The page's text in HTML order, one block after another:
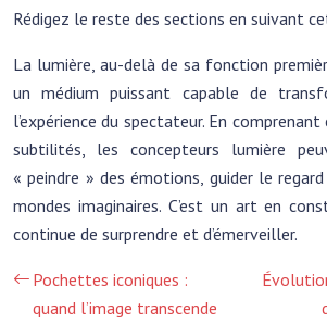
Rédigez le reste des sections en suivant
La lumière, au-delà de sa fonction
un médium puissant capable de
l’expérience du spectateur. En
subtilités, les concepteurs lumière
« peindre » des émotions, guider le
mondes imaginaires. C’est un art en
continue de surprendre et d’émerveiller.
Pochettes iconiques :
quand l’image transcende